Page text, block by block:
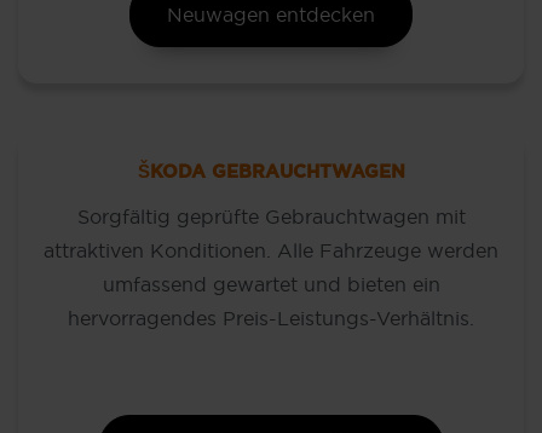
Neuwagen entdecken
ŠKODA GEBRAUCHTWAGEN
Sorgfältig geprüfte Gebrauchtwagen mit
attraktiven Konditionen. Alle Fahrzeuge werden
umfassend gewartet und bieten ein
hervorragendes Preis-Leistungs-Verhältnis.